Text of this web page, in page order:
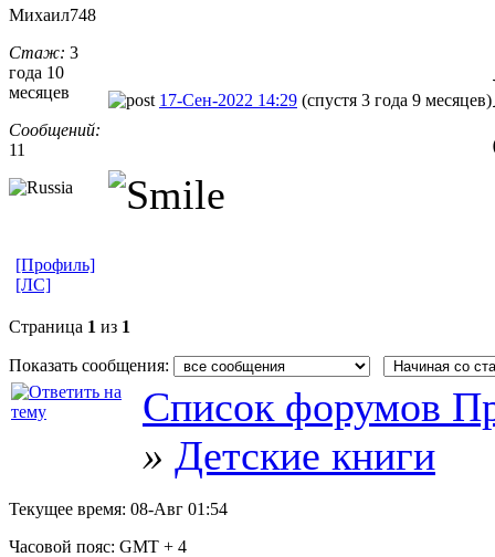
Михаил748
Стаж: 3
года 10
месяцев
Сообщений:
11
17-Сен-2022 14:29 (спустя 3 года 9 месяцев)
[Профиль]
[ЛС]
Страница 1 из 1
Показать сообщения:
Список форумов
» Детские книги
Текущее время: 08-Авг 01:54
Часовой пояс: GMT + 4